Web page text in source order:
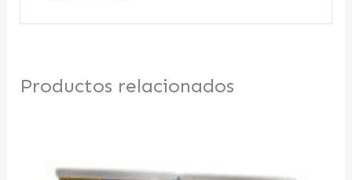
Productos relacionados